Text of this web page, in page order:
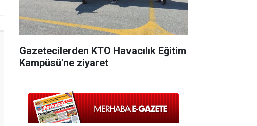
Gazetecilerden KTO Havacılık Eğitim
Kampüsü'ne ziyaret